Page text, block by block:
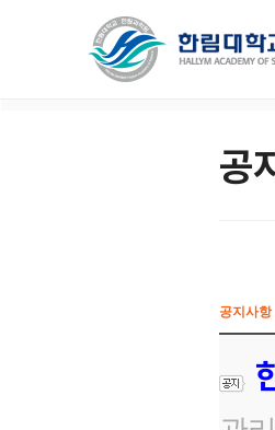
공
공지사항